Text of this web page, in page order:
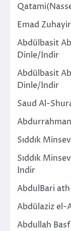
Emad
Abdülbasit
Dinle/İndir
Abdülbasit
Dinle/İndir
Saud Al-
Sıddık
Sıddık
İndir
AbdulBari
Abdülaziz
Abdullah